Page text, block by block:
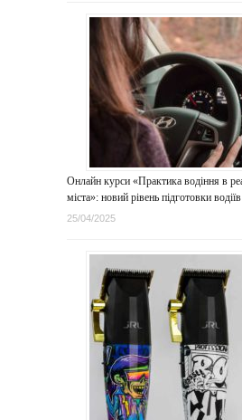
Онлайн курси «Практика водіння в
міста»: новий рівень підготовки водіїв
25/04/2025